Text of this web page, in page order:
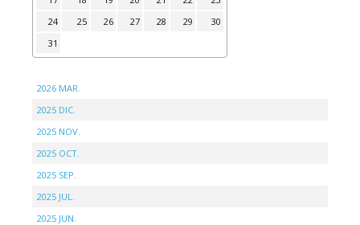
24
25 26 27 28 29
30
31
2026 MAR.
2025 DIC.
2025 NOV.
2025 OCT.
2025 SEP.
2025 JUL.
2025 JUN.